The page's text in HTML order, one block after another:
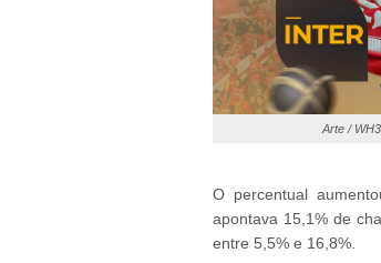
Arte / WH3
O percentual
apontava 15,1% de
entre 5,5% e 16,8%.